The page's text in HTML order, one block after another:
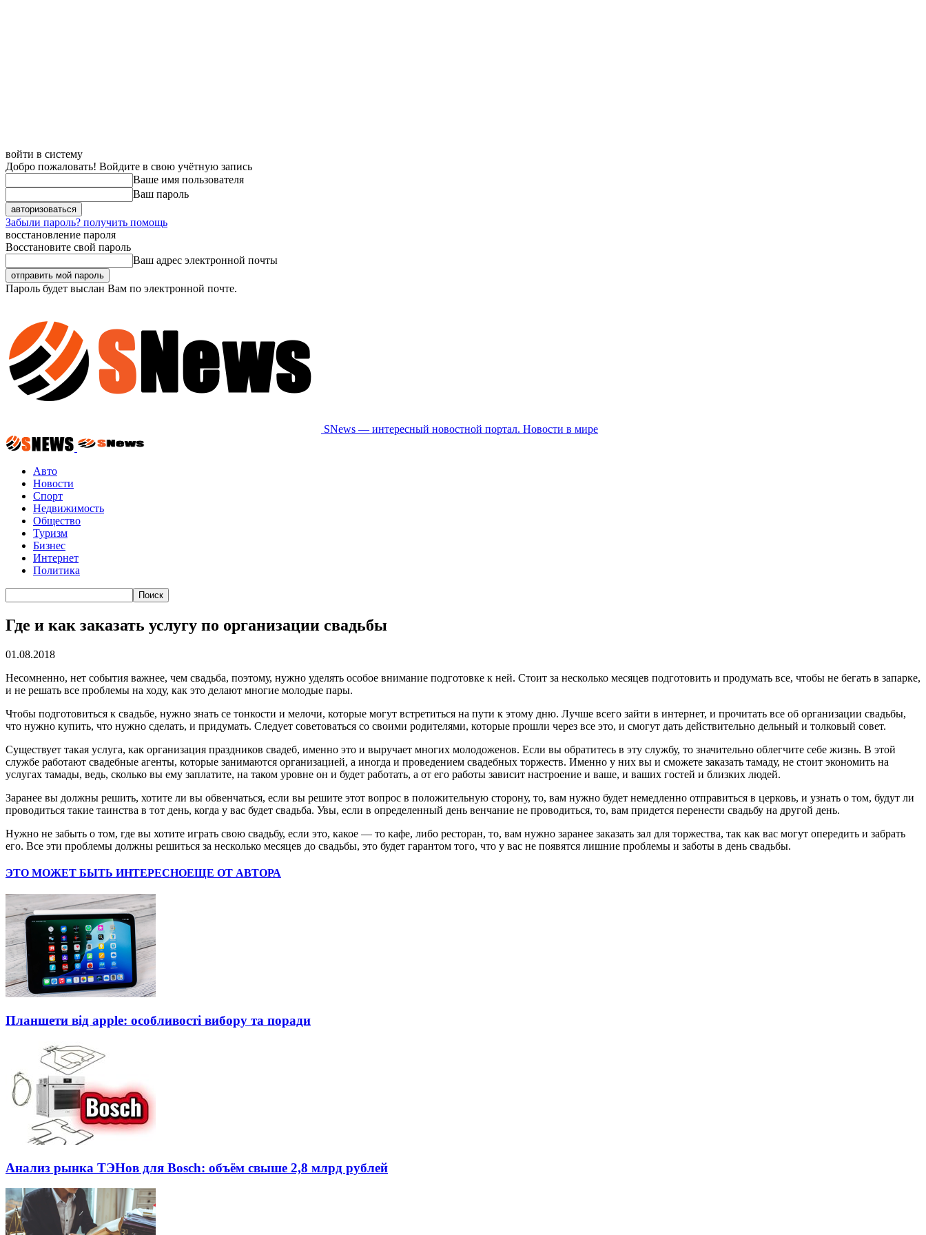
войти в систему
Добро пожаловать! Войдите в свою учётную запись
Ваше имя пользователя
Ваш пароль
Забыли пароль? получить помощь
восстановление пароля
Восстановите свой пароль
Ваш адрес электронной почты
Пароль будет выслан Вам по электронной почте.
SNews — интересный новостной портал. Новости в мире
Авто
Новости
Спорт
Недвижимость
Общество
Туризм
Бизнес
Интернет
Политика
Где и как заказать услугу по организации свадьбы
01.08.2018
Несомненно, нет события важнее, чем свадьба, поэтому, нужно уделять особое внимание подготовке к ней. Стоит за несколько месяцев подготовить и продумать все, чтобы не бегать в запарке,
и не решать все проблемы на ходу, как это делают многие молодые пары.
Чтобы подготовиться к свадьбе, нужно знать се тонкости и мелочи, которые могут встретиться на пути к этому дню. Лучше всего зайти в интернет, и прочитать все об организации свадьбы,
что нужно купить, что нужно сделать, и придумать. Следует советоваться со своими родителями, которые прошли через все это, и смогут дать действительно дельный и толковый совет.
Существует такая услуга, как организация праздников свадеб, именно это и выручает многих молодоженов. Если вы обратитесь в эту службу, то значительно облегчите себе жизнь. В этой
службе работают свадебные агенты, которые занимаются организацией, а иногда и проведением свадебных торжеств. Именно у них вы и сможете заказать тамаду, не стоит экономить на
услугах тамады, ведь, сколько вы ему заплатите, на таком уровне он и будет работать, а от его работы зависит настроение и ваше, и ваших гостей и близких людей.
Заранее вы должны решить, хотите ли вы обвенчаться, если вы решите этот вопрос в положительную сторону, то, вам нужно будет немедленно отправиться в церковь, и узнать о том, будут ли
проводиться такие таинства в тот день, когда у вас будет свадьба. Увы, если в определенный день венчание не проводиться, то, вам придется перенести свадьбу на другой день.
Нужно не забыть о том, где вы хотите играть свою свадьбу, если это, какое — то кафе, либо ресторан, то, вам нужно заранее заказать зал для торжества, так как вас могут опередить и забрать
его. Все эти проблемы должны решиться за несколько месяцев до свадьбы, это будет гарантом того, что у вас не появятся лишние проблемы и заботы в день свадьбы.
ЭТО МОЖЕТ БЫТЬ ИНТЕРЕСНОЕЩЕ ОТ АВТОРА
Планшети від apple: особливості вибору та поради
Анализ рынка ТЭНов для Bosch: объём свыше 2,8 млрд рублей